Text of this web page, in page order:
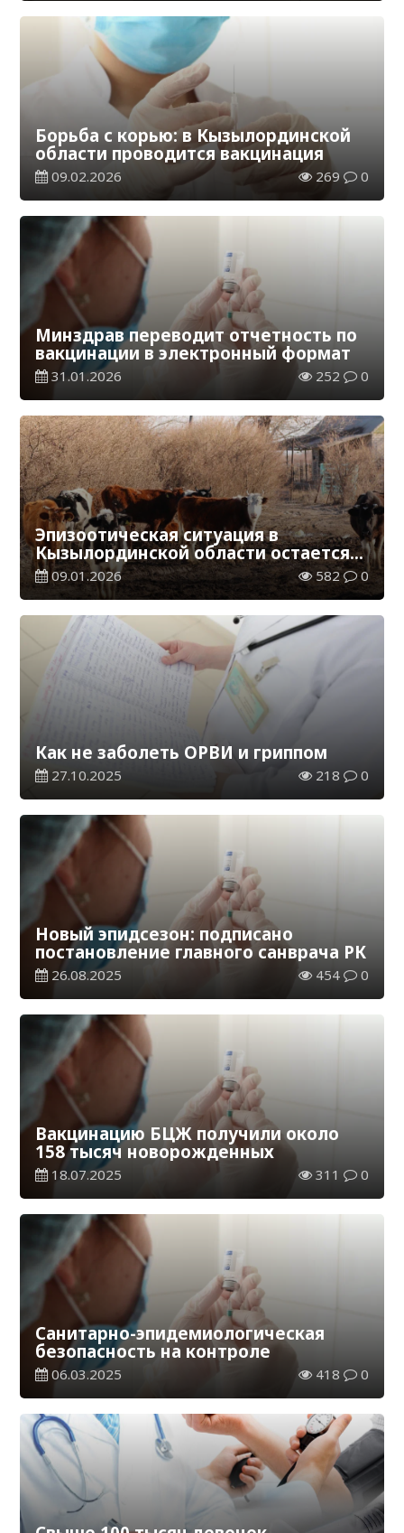
Борьба с корью: в Кызылординской
области проводится вакцинация
09.02.2026 269 0
Минздрав переводит отчетность по
вакцинации в электронный формат
31.01.2026 252 0
Эпизоотическая ситуация в
Кызылординской области остается
стабильной
09.01.2026 582 0
Как не заболеть ОРВИ и гриппом
27.10.2025 218 0
Новый эпидсезон: подписано
постановление главного санврача РК
26.08.2025 454 0
Вакцинацию БЦЖ получили около
158 тысяч новорожденных
18.07.2025 311 0
Санитарно-эпидемиологическая
безопасность на контроле
06.03.2025 418 0